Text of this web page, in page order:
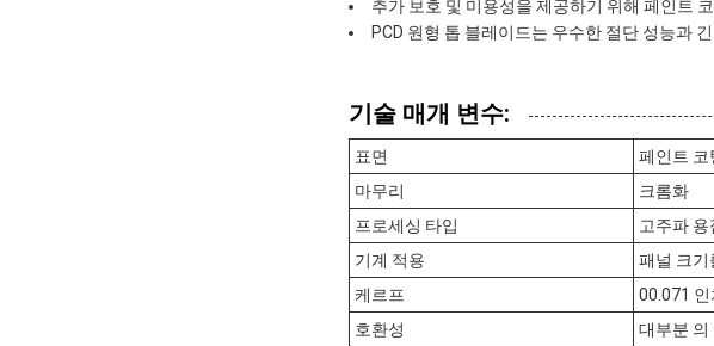
추가 보호 및 미용성을 제공하기 위해 페인트
PCD 원형 톱 블레이드는 우수한 절단 성능과
기술 매개 변수:
표면
페인트 코
마무리
크롬화
프로세싱 타입
고주파 용
기계 적용
패널 크기
케르프
00.071 인
호환성
대부분 의